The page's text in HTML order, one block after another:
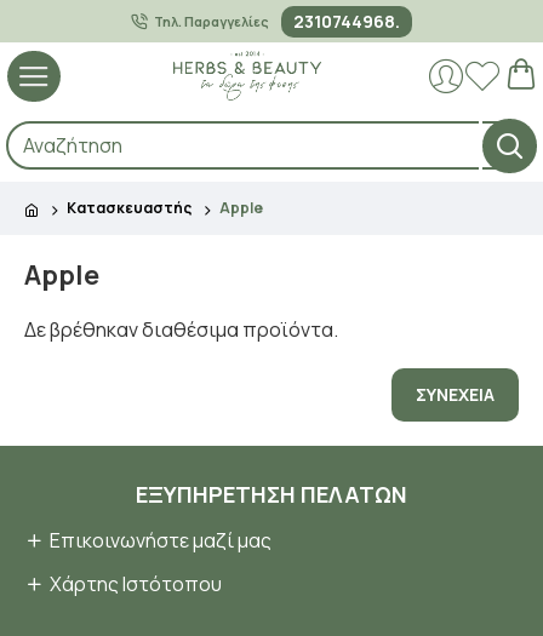
Τηλ. Παραγγελίες 2310744968.
Κατασκευαστής Apple
Apple
Δε βρέθηκαν διαθέσιμα προϊόντα.
ΣΥΝΈΧΕΙΑ
ΕΞΥΠΗΡΈΤΗΣΗ ΠΕΛΑΤΏΝ
Επικοινωνήστε μαζί μας
Χάρτης Ιστότοπου